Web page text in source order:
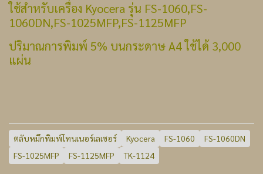
ใช้สำหรับเครื่อง Kyocera รุ่น FS-1060,FS-
1060DN,FS-1025MFP,FS-1125MFP
ปริมาณการพิมพ์ 5% บนกระดาษ A4 ใช้ได้ 3,000
แผ่น
ตลับหมึกพิมพ์โทนเนอร์เลเซอร์ Kyocera FS-1060
FS-1060DN
FS-1025MFP
FS-1125MFP TK-1124